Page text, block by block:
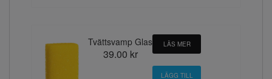
Tvättsvamp Glas
39.00 kr
LÄS MER